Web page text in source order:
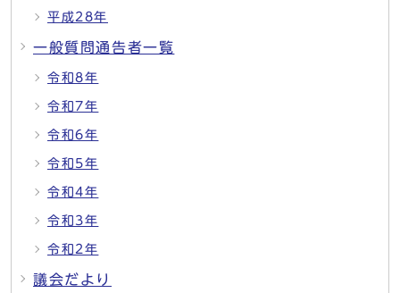
平成28年
一般質問通告者一覧
令和8年
令和7年
令和6年
令和5年
令和4年
令和3年
令和2年
議会だより